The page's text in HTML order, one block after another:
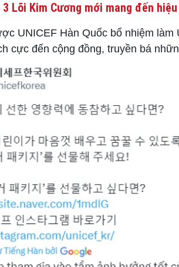
3 Lõi Kim Cương mới mang đến
UNICEF Hàn Quốc bổ nhiệm
cực đến cộng đồng, truyền bá